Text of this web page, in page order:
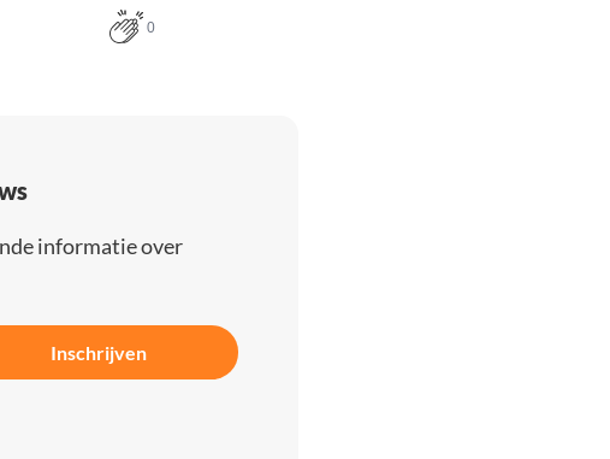
0
informatie over
Inschrijven